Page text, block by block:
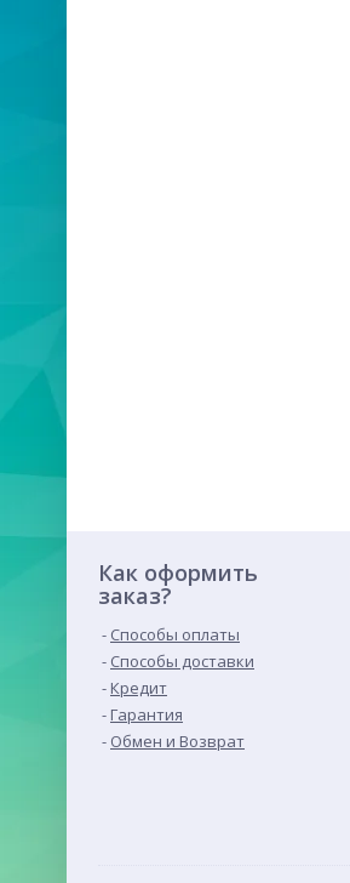
Как оформить
заказ?
Способы оплаты
Способы доставки
Кредит
Гарантия
Обмен и Возврат